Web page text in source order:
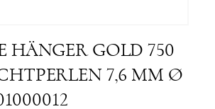
HÄNGER GOLD 750
7,6 MM Ø